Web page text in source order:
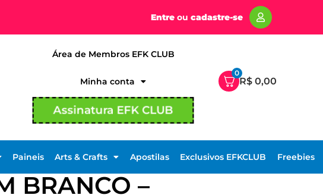
Entre oucadastre-se
Área de Membros EFK CLUB
Minha conta
Assinatura EFK CLUB
0
R$ 0,00
Paineis Arts & Crafts Apostilas Exclusivos EFKCLUB Freebies
BRANCO –